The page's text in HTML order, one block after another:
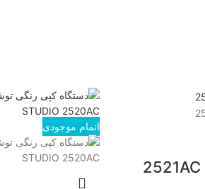
اتمام موجودی